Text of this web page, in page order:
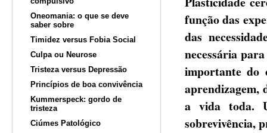
Oneomania: o que se deve
saber sobre
Timidez versus Fobia Social
Culpa ou Neurose
Tristeza versus Depressão
Princípios de boa convivência
Kummerspeck: gordo de
tristeza
Ciúmes Patológico
função das
das
necessária
importante do
aprendizagem,
a vida toda.
sobrevivência,